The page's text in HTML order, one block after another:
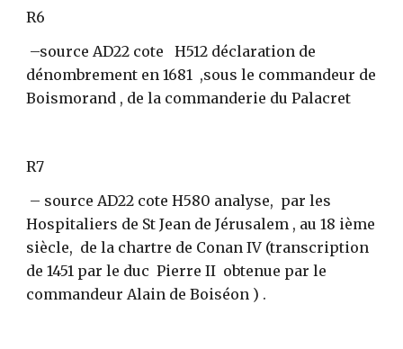
R6
dénombrement en 1681  ,sous le commandeur de
Boismorand , de la commanderie du Palacret
R7
Hospitaliers de St Jean de Jérusalem , au 18 ième
siècle,  de la chartre de Conan IV (transcription
de 1451 par le duc  Pierre II  obtenue par le
commandeur Alain de Boiséon ) .